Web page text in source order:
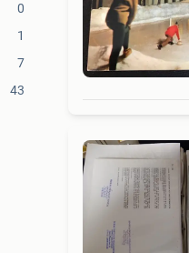
0
1
7
43